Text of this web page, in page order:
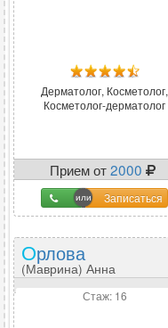
Дерматолог, Косметолог,
Косметолог-дерматолог
Прием от2000
Записаться
Орлова
(Маврина) Анна
Дмитриевна
Стаж: 16